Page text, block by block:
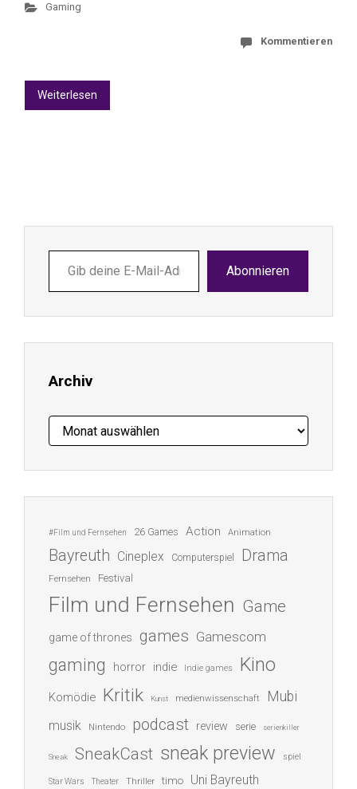
Gaming
Kommentieren
Weiterlesen
deine
E-
ein ...
Abonnieren
Archiv
Archiv
#Film und Fernsehen 26 Games Action Animation
Bayreuth Cineplex Computerspiel Drama
Fernsehen Festival
Film und Fernsehen Game
game of thrones games Gamescom
gaming horror indie Indie games Kino
Komödie Kritik Kunst medienwissenschaft Mubi
musik Nintendo podcast review serie serienkiller
Sneak SneakCast sneak preview spiel
Star Wars Theater Thriller timo Uni Bayreuth